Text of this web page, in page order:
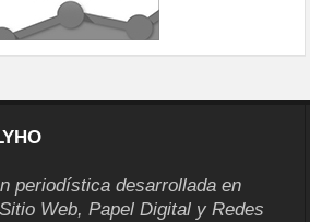
periodística desarrollada en
Web, Papel Digital y Redes